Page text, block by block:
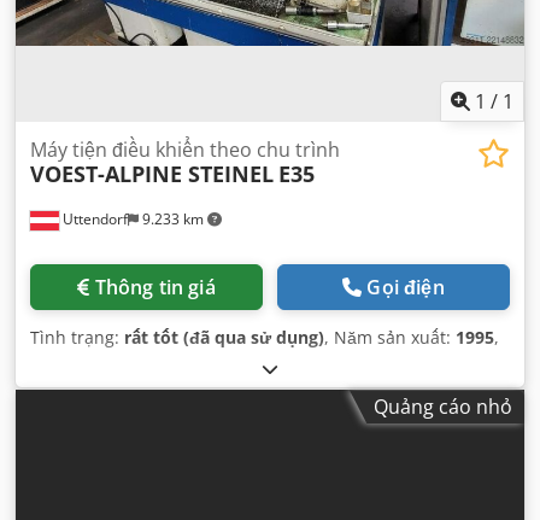
1 / 1
Uttendorf 9.233 km
Máy tiện điều khiển theo chu trình
VOEST-ALPINE STEINEL E35
Thông tin giá Gọi điện
Tình trạng: rất tốt (đã qua sử dụng), Năm sản xuất: 1995,
Quảng cáo nhỏ